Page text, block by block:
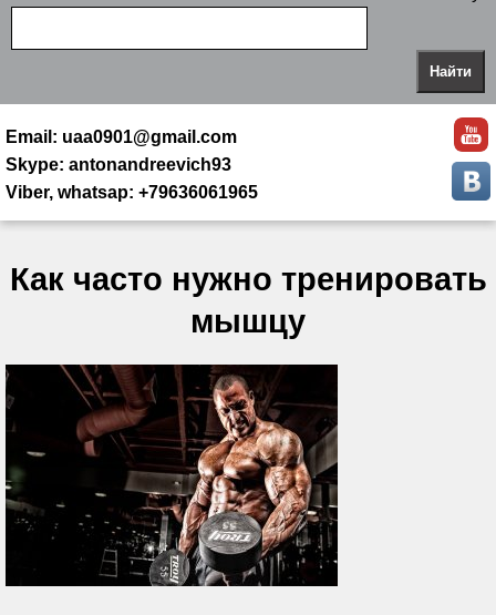
Email: uaa0901@gmail.com
Skype: antonandreevich93
Viber, whatsap: +79636061965
Как часто нужно тренировать
мышцу